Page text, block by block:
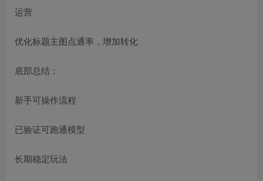
运营
优化标题主图点通率，增加转化
底部总结：
新手可操作流程
已验证可跑通模型
长期稳定玩法